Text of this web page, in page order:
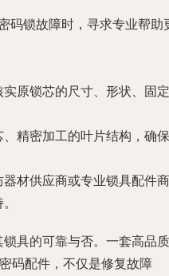
码锁故障时，寻求专业帮助
实原锁芯的尺寸、形状、固定
、精密加工的叶片结构，确保
器材供应商或专业锁具配件商
具的可靠与否。一套高品质
码配件，不仅是修复故障